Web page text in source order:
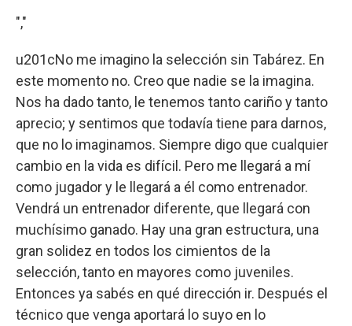
","
u201cNo me imagino la selección sin Tabárez. En
este momento no. Creo que nadie se la imagina.
Nos ha dado tanto, le tenemos tanto cariño y tanto
aprecio; y sentimos que todavía tiene para darnos,
que no lo imaginamos. Siempre digo que cualquier
cambio en la vida es difícil. Pero me llegará a mí
como jugador y le llegará a él como entrenador.
Vendrá un entrenador diferente, que llegará con
muchísimo ganado. Hay una gran estructura, una
gran solidez en todos los cimientos de la
selección, tanto en mayores como juveniles.
Entonces ya sabés en qué dirección ir. Después el
técnico que venga aportará lo suyo en lo